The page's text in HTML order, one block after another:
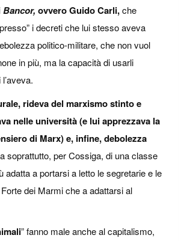
Bancor, ovvero Guido Carli,che
i decreti che lui stesso aveva
politico-militare, che non vuol
in più, ma la capacità di usarli
rideva del marxismo stinto e
nelle università (e lui apprezzava la
di Marx) e, infine, debolezza
soprattutto, per Cossiga, di una classe
adatta a portarsi a letto le segretarie e le
dei Marmi che a adattarsi al
” fanno male anche al capitalismo,